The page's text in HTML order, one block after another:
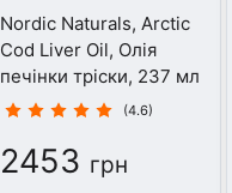
Nordic Naturals, Arctic
Cod Liver Oil, Олія
печінки тріски, 237 мл
(4.6)
2453 грн